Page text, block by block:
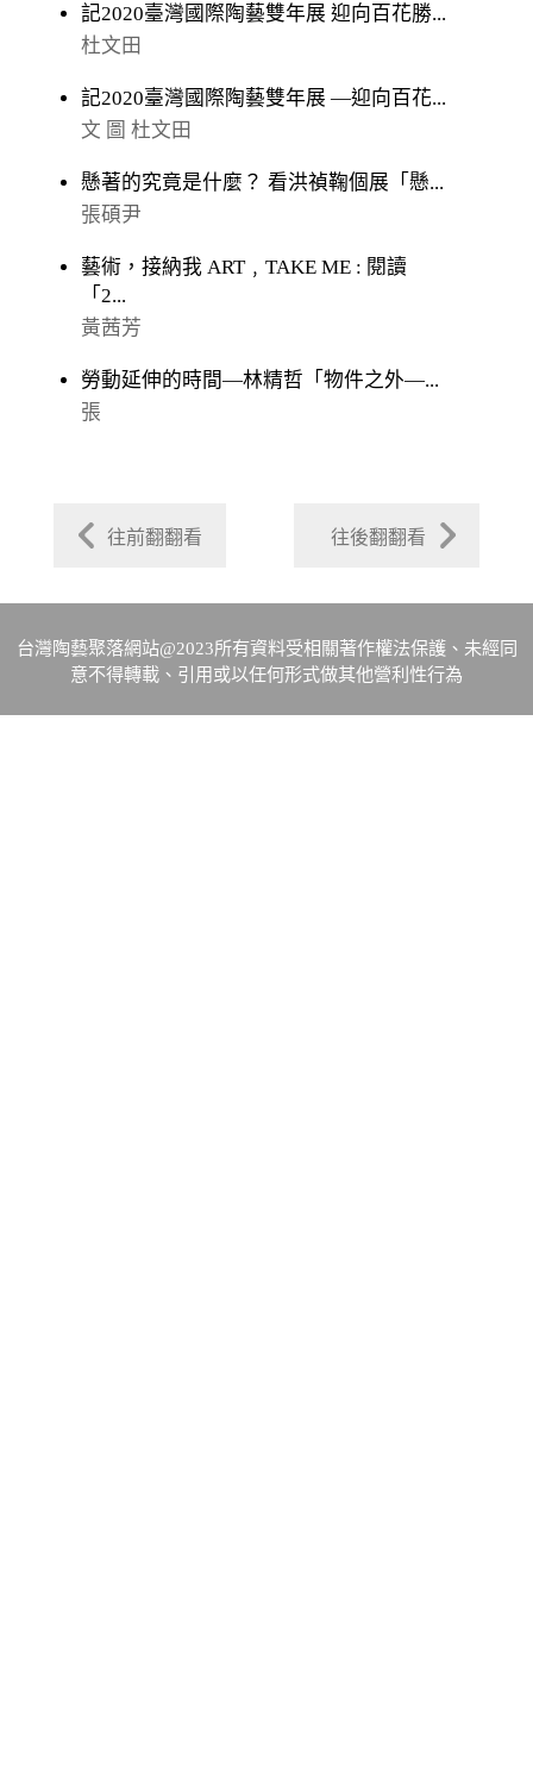
往前翻翻看 往後翻翻看
記2020臺灣國際陶藝雙年展 迎向百花勝...
杜文田
記2020臺灣國際陶藝雙年展 ―迎向百花...
文 圖 杜文田
懸著的究竟是什麼？ 看洪禎鞠個展「懸...
張碩尹
藝術，接納我 ART﹐TAKE ME : 閱讀
「2...
黃茜芳
勞動延伸的時間—林精哲「物件之外—...
張
台灣陶藝聚落網站@2023所有資料受相關著作權法保護、未經同
意不得轉載、引用或以任何形式做其他營利性行為